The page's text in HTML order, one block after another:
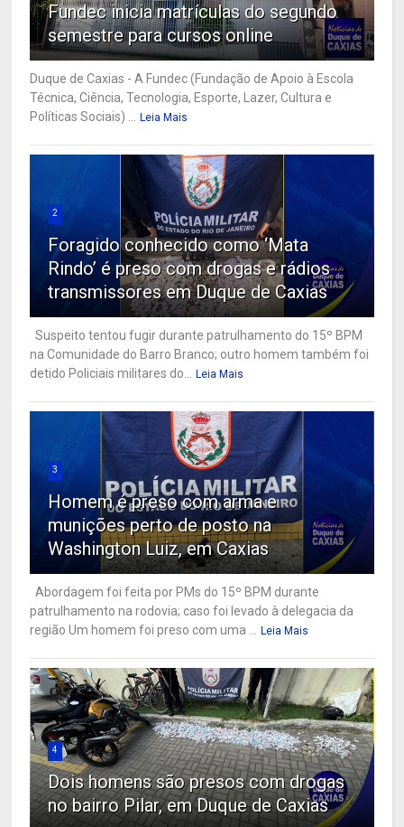
Fundec inicia matrículas do segundo
semestre para cursos online
Duque de Caxias - A Fundec (Fundação de Apoio à Escola
Técnica, Ciência, Tecnologia, Esporte, Lazer, Cultura e
Políticas Sociais) ... Leia Mais
2
Foragido conhecido como ‘Mata
Rindo’ é preso com drogas e rádios
transmissores em Duque de Caxias
Suspeito tentou fugir durante patrulhamento do 15º BPM
na Comunidade do Barro Branco; outro homem também foi
detido Policiais militares do... Leia Mais
3
Homem é preso com arma e
munições perto de posto na
Washington Luiz, em Caxias
Abordagem foi feita por PMs do 15º BPM durante
patrulhamento na rodovia; caso foi levado à delegacia da
região Um homem foi preso com uma ... Leia Mais
4
Dois homens são presos com drogas
no bairro Pilar, em Duque de Caxias